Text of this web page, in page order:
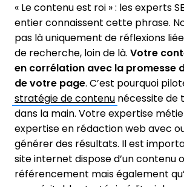
« Le contenu est roi » : les experts
entier connaissent cette phrase.
pas là uniquement de réflexions
de recherche, loin de là. Votre
en corrélation avec la promesse
de votre page. C’est pourquoi
stratégie de contenu nécessite de
dans la main. Votre expertise
expertise en rédaction web avec
générer des résultats. Il est
site internet dispose d’un contenu
référencement mais également